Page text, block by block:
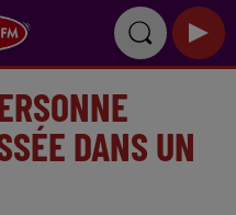
DANS UN